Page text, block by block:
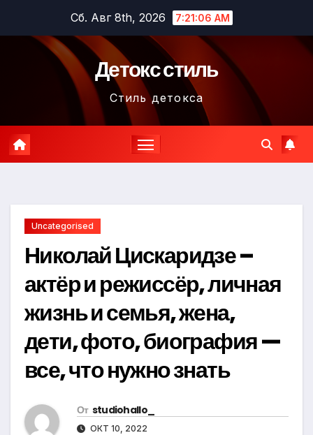
содержимому
Сб. Авг 8th, 2026 7:21:07 AM
Детокс стиль
Стиль детокса
Uncategorised
Николай Цискаридзе –
актёр и режиссёр, личная
жизнь и семья, жена,
дети, фото, биография —
все, что нужно знать
От studiohallo_
ОКТ 10, 2022